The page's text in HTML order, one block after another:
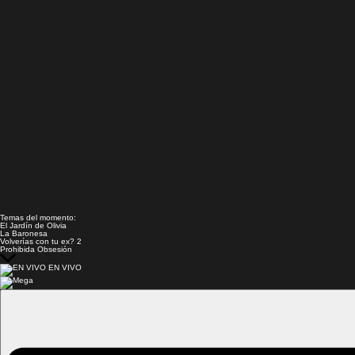
Temas del momento:
El Jardín de Olivia
La Baronesa
Volverías con tu ex? 2
Prohibida Obsesión
EN VIVO